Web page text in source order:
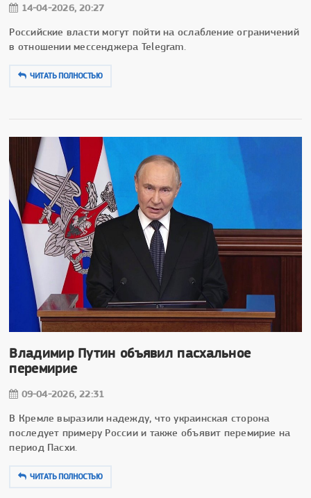
14-04-2026, 20:27
Российские власти могут пойти на ослабление ограничений
в отношении мессенджера Telegram.
ЧИТАТЬ ПОЛНОСТЬЮ
Владимир Путин объявил пасхальное
перемирие
09-04-2026, 22:31
В Кремле выразили надежду, что украинская сторона
последует примеру России и также объявит перемирие на
период Пасхи.
ЧИТАТЬ ПОЛНОСТЬЮ